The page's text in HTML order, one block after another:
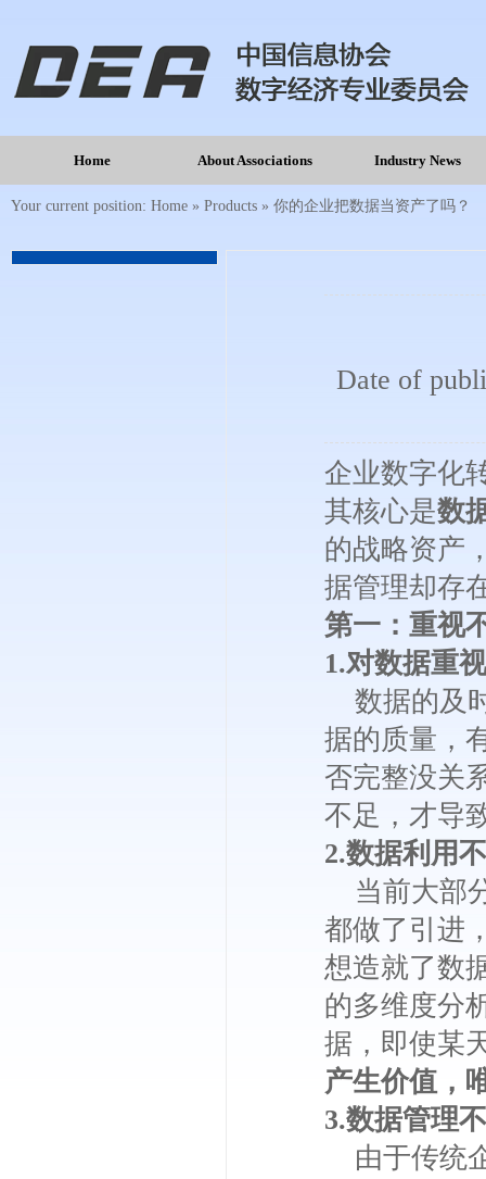
Home About Associations Industry News
Your current position: Home » Products » 你的企业把数据当资产了吗？
Date of
企业数字化
其核心是数
的战略资产
据管理却存
第一：重视
1.对数据重
数据的及
据的质量，
否完整没关
不足，才导
2.数据利用
当前大部
都做了引进
想造就了数
的多维度分
据，即使某
产生价值，
3.数据管理
由于传统